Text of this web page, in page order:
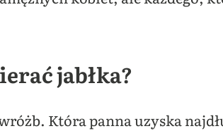
jabłka?
Która panna uzyska